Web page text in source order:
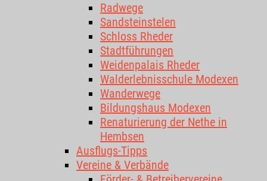
Radwege
Sandsteinstelen
Schloss Rheder
Stadtführungen
Weidenpalais Rheder
Walderlebnisschule Modexen
Wanderwege
Bildungshaus Modexen
Renaturierung der Nethe in
Hembsen
Ausflugs-Tipps
Vereine & Verbände